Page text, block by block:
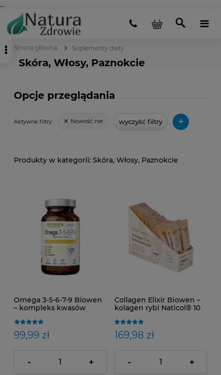
...
Strona główna Suplementy diety
Skóra, Włosy, Paznokcie
Opcje przeglądania
Aktywne filtry: Nowość: nie wyczyść filtry +
Skóra, Włosy, Paznokcie
Omega 3-5-6-7-9 Biowen
– kompleks kwasów
| 60 kapsułek
99,99 zł
- +
Collagen Elixir Biowen –
kolagen rybi Naticol® 10
paznokcie i stawy | 30
saszetek
169,98 zł
- +